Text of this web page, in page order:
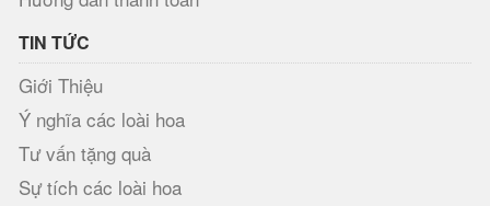
TIN TỨC
Giới Thiệu
Ý nghĩa các loài hoa
Tư vấn tặng quà
Sự tích các loài hoa